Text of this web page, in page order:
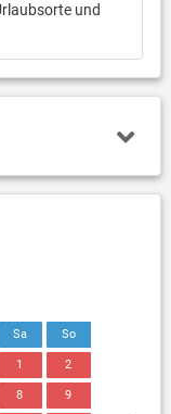
und
Sa So
1 2
8 9